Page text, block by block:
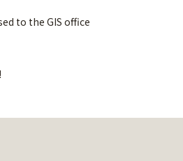
to the GIS office